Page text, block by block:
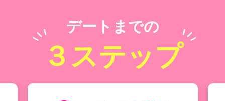
デートまでの
３ステップ